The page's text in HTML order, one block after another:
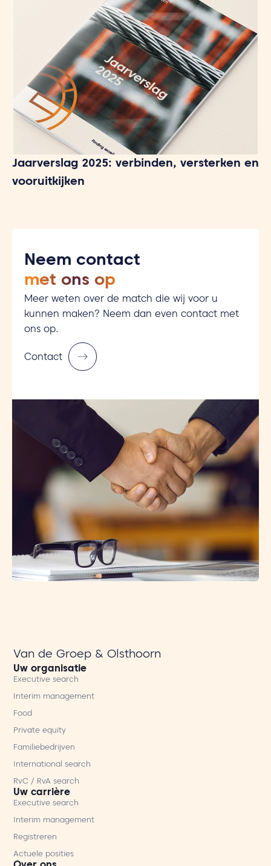
Jaarverslag 2025: verbinden, versterken en
vooruitkijken
Neem contact
met ons op
Meer weten over de match die wij voor u
kunnen maken? Neem dan even contact met
ons op.
Contact
Van de Groep & Olsthoorn
Uw organisatie
Executive search
Interim management
Food
Private equity
Familiebedrijven
International search
RvC / RvA search
Uw carrière
Executive search
Interim management
Registreren
Actuele posities